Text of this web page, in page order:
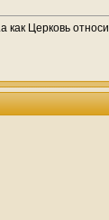
как Церковь